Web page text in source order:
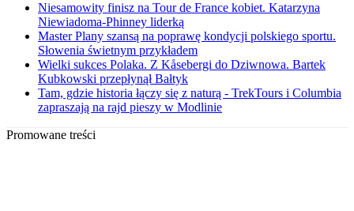
Niesamowity finisz na Tour de France kobiet. Katarzyna
Niewiadoma-Phinney liderką
Master Plany szansą na poprawę kondycji polskiego sportu.
Słowenia świetnym przykładem
Wielki sukces Polaka. Z Kåsebergi do Dziwnowa. Bartek
Kubkowski przepłynął Bałtyk
Tam, gdzie historia łączy się z naturą - TrekTours i Columbia
zapraszają na rajd pieszy w Modlinie
Promowane treści